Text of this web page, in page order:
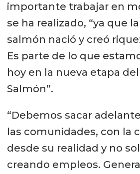
importante trabajar en
se ha realizado, “ya que
salmón nació y creó
Es parte de lo que
hoy en la nueva etapa
Salmón”.
“Debemos sacar
las comunidades, con la
desde su realidad y no
creando empleos.